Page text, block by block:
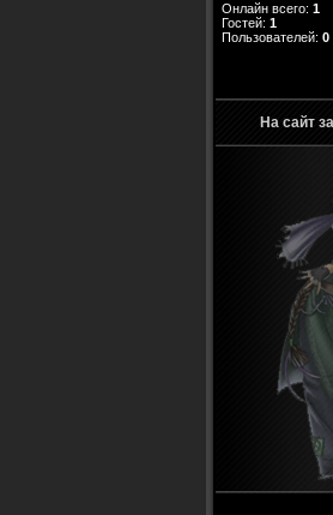
Онлайн всего: 1
Гостей: 1
Пользователей: 0
На сайт